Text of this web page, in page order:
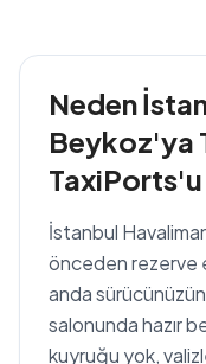
Neden
Beykoz'ya
İstanbul
önceden rezerve
anda sürücünüzün
salonunda hazır
kuyruğu yok,